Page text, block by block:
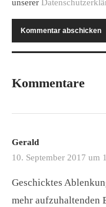
unserer
Kommentare
Gerald
10. September 2017 um
Geschicktes
mehr aufzuhaltenden